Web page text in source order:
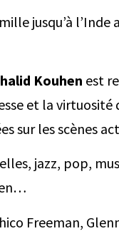
jusqu’à
Kouhen est
et la virtuosité
sur les scènes
jazz, pop,
Freeman,